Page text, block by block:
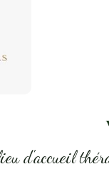
d'accueil